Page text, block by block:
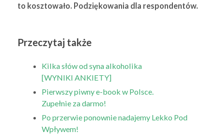
to kosztowało. Podziękowania dla respondentów.
Przeczytaj także
Kilka słów od syna alkoholika
[WYNIKI ANKIETY]
Pierwszy piwny e-book w Polsce.
Zupełnie za darmo!
Po przerwie ponownie nadajemy Lekko Pod
Wpływem!